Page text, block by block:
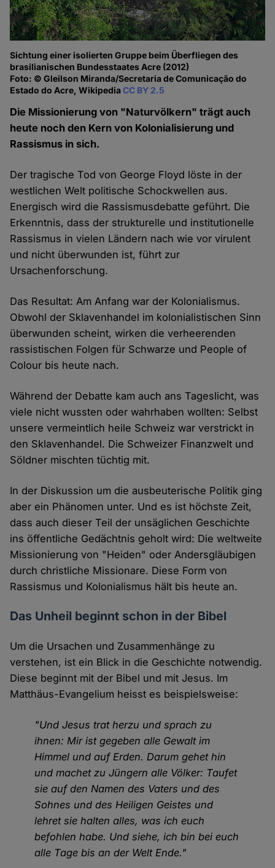
Sichtung einer isolierten Gruppe beim Über­fliegen des
brasilia­nischen Bundesstaates Acre (2012)
Foto: © Gleilson Miranda/Secretaria de Comunicação do
Estado do Acre, WikipediaCC BY 2.5
Die Missionierung von "Naturvölkern" trägt auch
heute noch den Kern von Kolonialisierung und
Rassismus in sich.
Der tragische Tod von George Floyd löste in der
westlichen Welt politische Schockwellen aus.
Energisch wird die Rassismusdebatte geführt. Die
Erkenntnis, dass der strukturelle und institutionelle
Rassismus in vielen Ländern nach wie vor virulent
und nicht überwunden ist, führt zur
Ursachenforschung.
Das Resultat: Am Anfang war der Kolonialismus.
Obwohl der Sklavenhandel im kolonialistischen Sinn
überwunden scheint, wirken die verheerenden
rassistischen Folgen für Schwarze und People of
Colour bis heute nach.
Während der Debatte kam auch ans Tageslicht, was
viele nicht wussten oder wahrhaben wollten: Selbst
unsere vermeintlich heile Schweiz war verstrickt in
den Sklavenhandel. Die Schweizer Finanzwelt und
Söldner mischten tüchtig mit.
In der Diskussion um die ausbeuterische Politik ging
aber ein Phänomen unter. Und es ist höchste Zeit,
dass auch dieser Teil der unsäglichen Geschichte
ins öffentliche Gedächtnis geholt wird: Die weltweite
Missionierung von "Heiden" oder Andersgläubigen
durch christliche Missionare. Diese Form von
Rassismus und Kolonialismus hält bis heute an.
Das Unheil beginnt schon in der Bibel
Um die Ursachen und Zusammenhänge zu
verstehen, ist ein Blick in die Geschichte notwendig.
Diese beginnt mit der Bibel und mit Jesus. Im
Matthäus-Evangelium heisst es beispielsweise:
"Und Jesus trat herzu und sprach zu
ihnen: Mir ist gegeben alle Gewalt im
Himmel und auf Erden. Darum gehet hin
und machet zu Jüngern alle Völker: Taufet
sie auf den Namen des Vaters und des
Sohnes und des Heiligen Geistes und
lehret sie halten alles, was ich euch
befohlen habe. Und siehe, ich bin bei euch
alle Tage bis an der Welt Ende."